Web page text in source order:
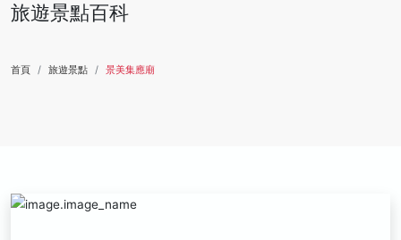
旅遊景點百科
首頁 旅遊景點 景美集應廟